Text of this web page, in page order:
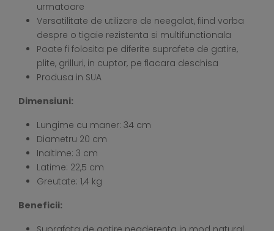
urmatoare
Versatilitate de utilizare de neegalat, fiind vorba
despre o tigaie rezistenta si multifunctionala
Poate fi folosita pe diferite suprafete de gatire,
plite, grilluri, in cuptor, pe flacara deschisa
Produsa in SUA
Dimensiuni:
Lungime cu maner: 34 cm
Diametru 20 cm
Inaltime: 3 cm
Latime: 22,5 cm
Greutate: 1,4 kg
Beneficii: